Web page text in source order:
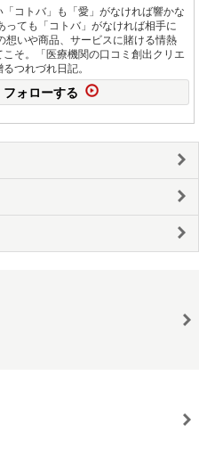
コトバ」も「愛」がなければ響かな
っても「コトバ」がなければ相手に
想いや商品、サービスに賭ける情熱
そ。「医療機関の口コミ創出クリエ
つれづれ日記。
フォローする